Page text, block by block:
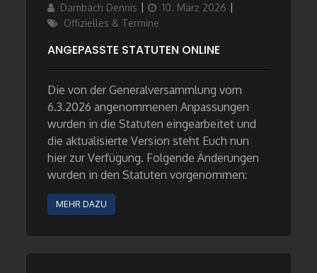
Author
Dambach Dennis
Updated
on
10. März 2026
Offizielles & Termine
ANGEPASSTE STATUTEN ONLINE
Die von der Generalversammlung vom
6.3.2026 angenommenen Anpassungen
wurden in die Statuten eingearbeitet und
die aktualisierte Version steht Euch nun
hier zur Verfügung. Folgende Änderungen
wurden in den Statuten vorgenommen:
MEHR DAZU